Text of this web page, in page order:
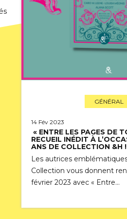
GÉNÉRAL
14 Fév 2023
« ENTRE LES PAGES DE
RECUEIL INÉDIT À
ANS DE COLLECTION &H !
Les autrices
Collection vous donnent
février 2023 avec « Entre…